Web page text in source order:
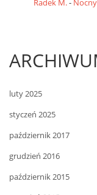
Radek M.-
luty 2025
styczeń 2025
październik 2017
grudzień 2016
październik 2015